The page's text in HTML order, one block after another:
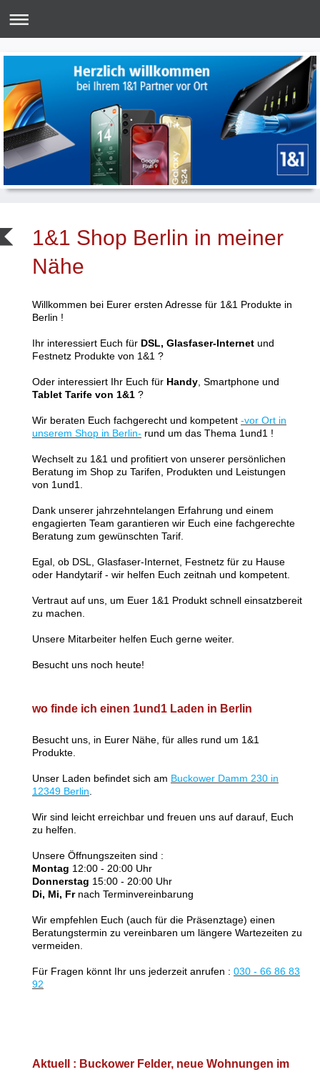
1&1 Shop Berlin in meiner
Nähe
Willkommen bei Eurer ersten Adresse für 1&1 Produkte in
Berlin !
Ihr interessiert Euch für DSL, Glasfaser-Internet und
Festnetz Produkte von 1&1 ?
Oder interessiert Ihr Euch für Handy, Smartphone und
Tablet Tarife von 1&1 ?
Wir beraten Euch fachgerecht und kompetent -vor Ort in
unserem Shop in Berlin- rund um das Thema 1und1 !
Wechselt zu 1&1 und profitiert von unserer persönlichen
Beratung im Shop zu Tarifen, Produkten und Leistungen
von 1und1.
Dank unserer jahrzehntelangen Erfahrung und einem
engagierten Team garantieren wir Euch eine fachgerechte
Beratung zum gewünschten Tarif.
Egal, ob DSL, Glasfaser-Internet, Festnetz für zu Hause
oder Handytarif - wir helfen Euch zeitnah und kompetent.
Vertraut auf uns, um Euer 1&1 Produkt schnell einsatzbereit
zu machen.
Unsere Mitarbeiter helfen Euch gerne weiter.
Besucht uns noch heute!
wo finde ich einen 1und1 Laden in Berlin
Besucht uns, in Eurer Nähe, für alles rund um 1&1
Produkte.
Unser Laden befindet sich am Buckower Damm 230 in
12349 Berlin.
Wir sind leicht erreichbar und freuen uns auf darauf, Euch
zu helfen.
Unsere Öffnungszeiten sind :
Montag 12:00 - 20:00 Uhr
Donnerstag 15:00 - 20:00 Uhr
Di, Mi, Frnach Terminvereinbarung
Wir empfehlen Euch (auch für die Präsenztage) einen
Beratungstermin zu vereinbaren um längere Wartezeiten zu
vermeiden.
Für Fragen könnt Ihr uns jederzeit anrufen : 030 - 66 86 83
92
Aktuell : Buckower Felder, neue Wohnungen im